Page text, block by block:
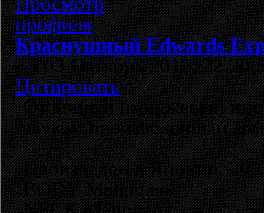
Краснушный Edwards
«:03 Октябрь 2017,
Цитировать
Отличный имиджевый
звуком,произведенный
Произведен в Японии,
BODY Mahogany